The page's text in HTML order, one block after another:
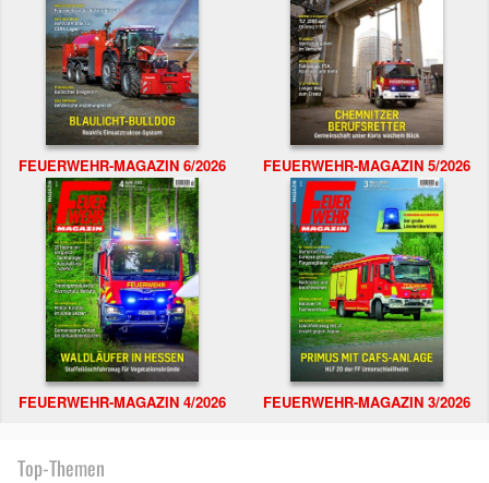
FEUERWEHR-MAGAZIN 6/2026 FEUERWEHR-MAGAZIN 5/2026
FEUERWEHR-MAGAZIN 4/2026 FEUERWEHR-MAGAZIN 3/2026
Top-Themen